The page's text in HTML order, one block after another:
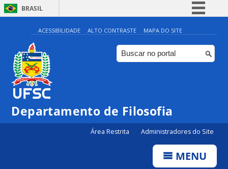
BRASIL
Simplifique!
Comunica BR
Participe
Canais
ACESSIBILIDADE ALTO CONTRASTE MAPA DO SITE
Departamento de Filosofia
Área Restrita Administradores do Site
MENU